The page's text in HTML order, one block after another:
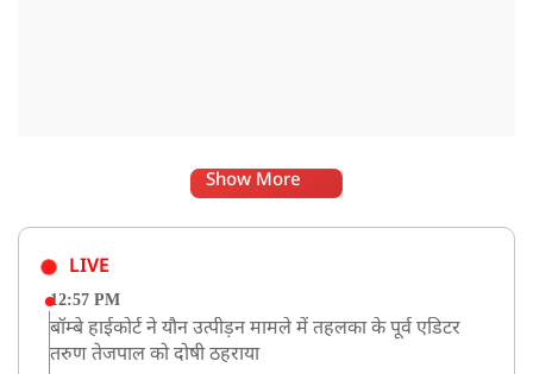
Show More
LIVE
12:57 PM
बॉम्बे हाईकोर्ट ने यौन उत्पीड़न मामले में तहलका के पूर्व एडिटर
तरुण तेजपाल को दोषी ठहराया